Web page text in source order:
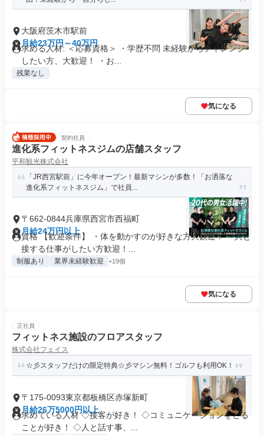
大阪府茨木市駅前
月給23万円～40万円
求める人材: ＜応募資格＞ ・学歴不問 未経験からチャレンジ
したい方、大歓迎！ ・お...
残業なし
気になる
契約社員
進化系フィットネスジムの店舗スタッフ
平和観光株式会社
「JR西宮駅前」に今年オープン！最新マシンが多数！「お洒落な
進化系フィットネスジム」で社員...
〒662-0844兵庫県西宮市西福町
月給24万円以上
資格 【歓迎条件】 ・体を動かすのが好きな方大歓迎！ ・人と
接する仕事がしたい方歓迎！...
制服あり 業界未経験歓迎 +19個
気になる
正社員
フィットネス施設のフロアスタッフ
株式会社フェイス
☆彡スタッフだけの限定特典☆彡マシン無料！ゴルフも利用OK！
〒175-0093東京都板橋区赤塚新町
月給26万5000円以上
求めている人材 ◇接客が好き！ ◇コミュニケーションをとる
ことが好き！ ◇人と話す事、...